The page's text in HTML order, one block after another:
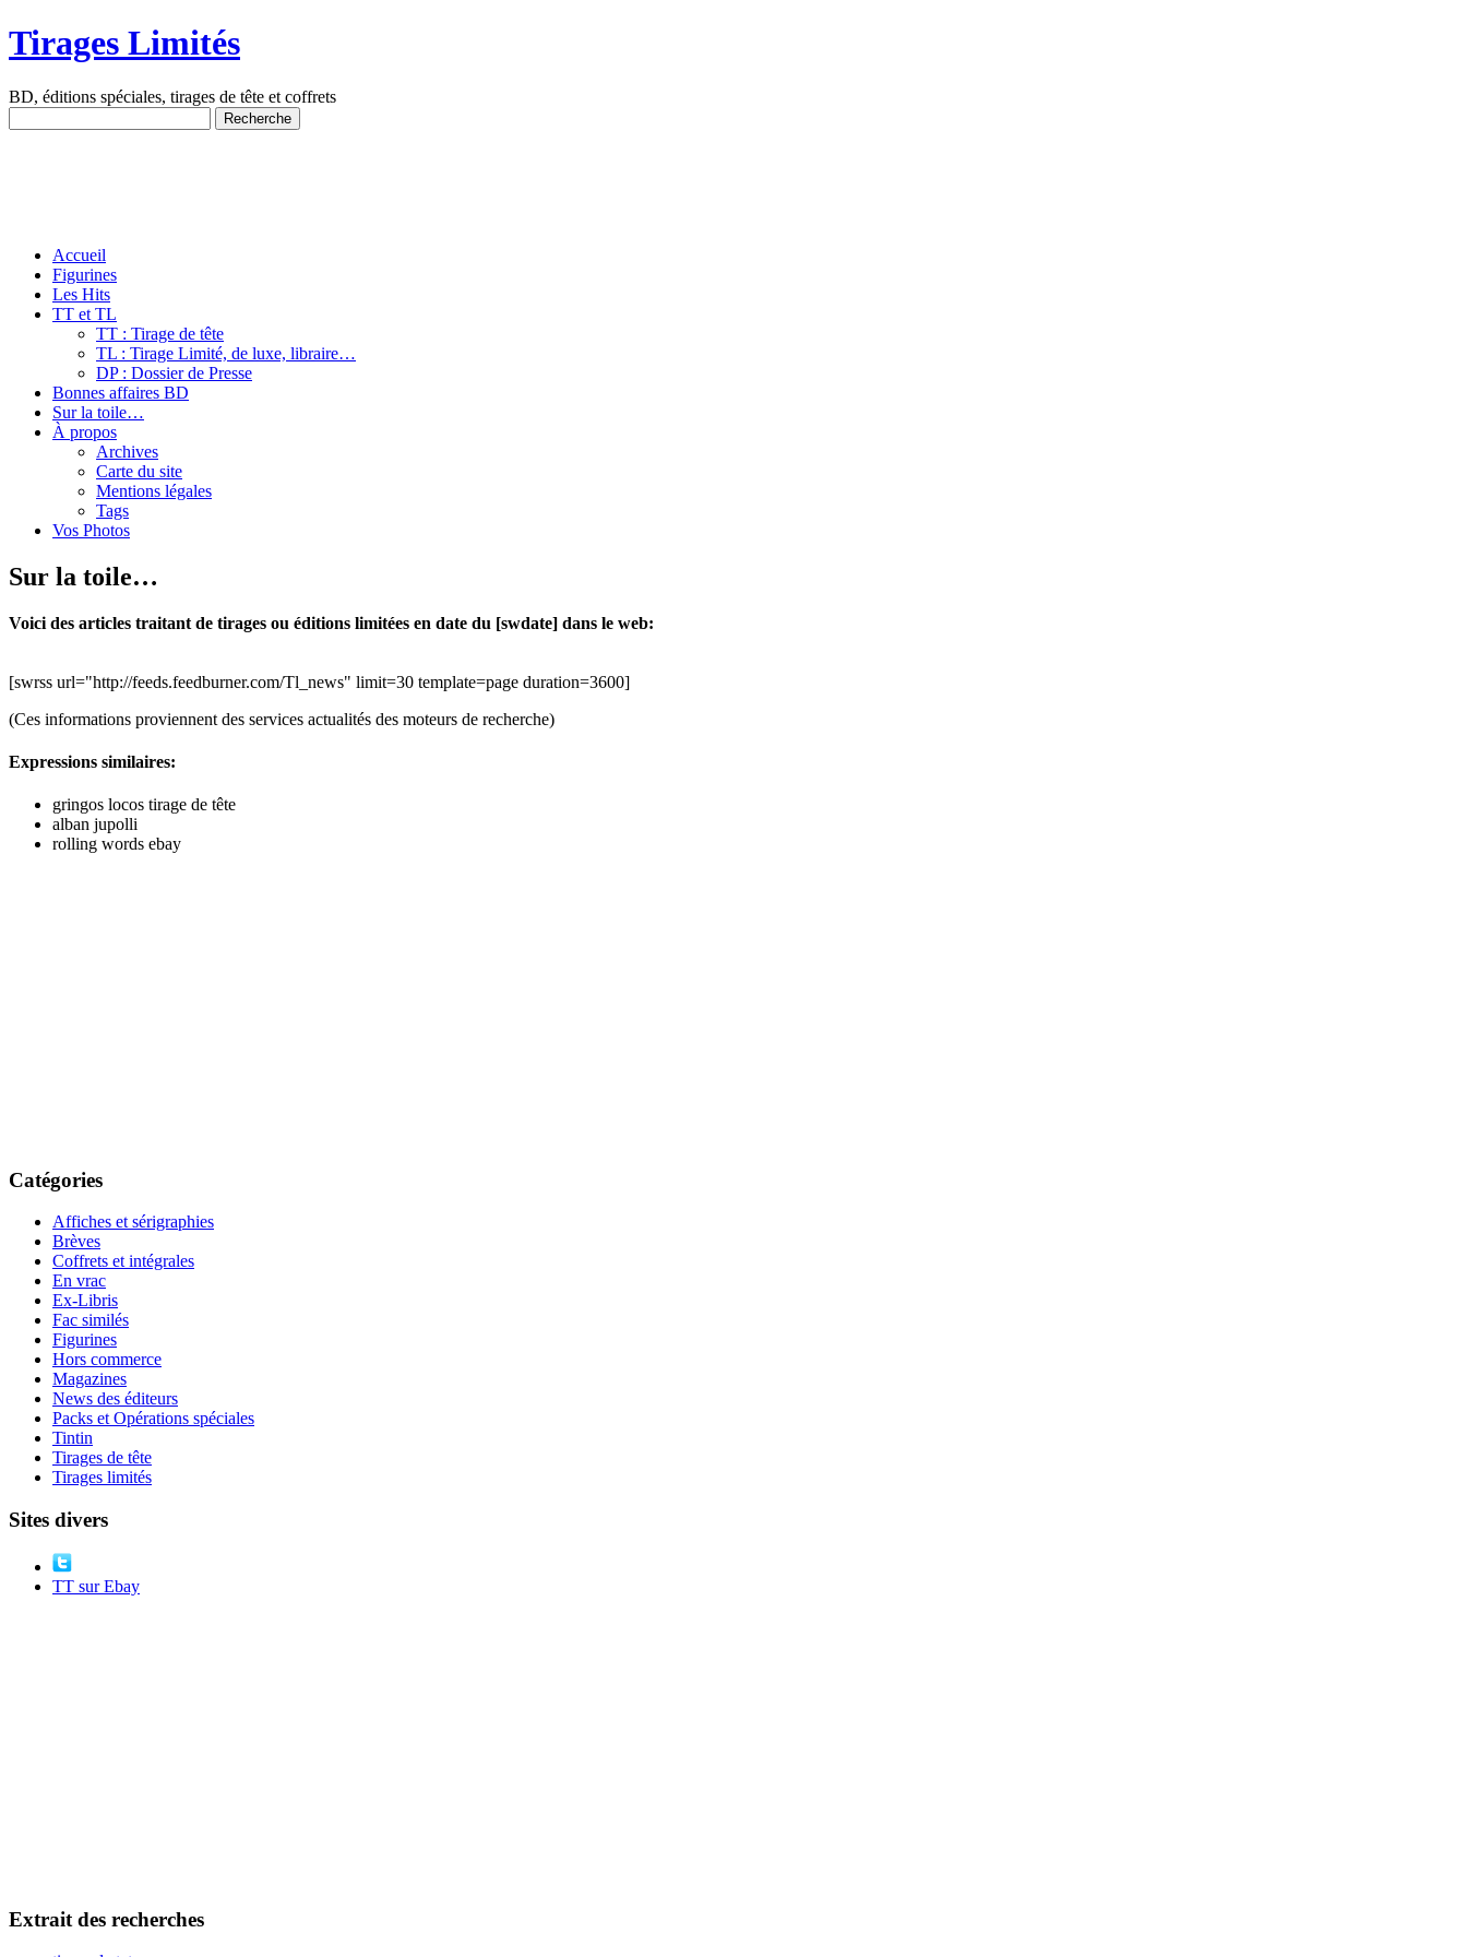
Tirages Limités
BD, éditions spéciales, tirages de tête et coffrets
Accueil
Figurines
Les Hits
TT et TL
TT : Tirage de tête
TL : Tirage Limité, de luxe, libraire…
DP : Dossier de Presse
Bonnes affaires BD
Sur la toile…
À propos
Archives
Carte du site
Mentions légales
Tags
Vos Photos
Sur la toile…
Voici des articles traitant de tirages ou éditions limitées en date du [swdate] dans le web:
[swrss url="http://feeds.feedburner.com/Tl_news" limit=30 template=page duration=3600]
(Ces informations proviennent des services actualités des moteurs de recherche)
Expressions similaires:
gringos locos tirage de tête
alban jupolli
rolling words ebay
Catégories
Affiches et sérigraphies
Brèves
Coffrets et intégrales
En vrac
Ex-Libris
Fac similés
Figurines
Hors commerce
Magazines
News des éditeurs
Packs et Opérations spéciales
Tintin
Tirages de tête
Tirages limités
Sites divers
TT sur Ebay
Extrait des recherches